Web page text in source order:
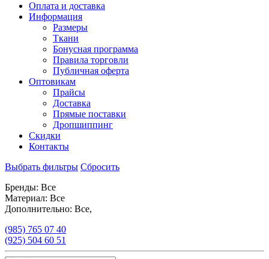
Оплата и доставка
Информация
Размеры
Ткани
Бонусная программа
Правила торговли
Публичная оферта
Оптовикам
Прайсы
Доставка
Прямые поставки
Дропшиппинг
Скидки
Контакты
Выбрать фильтры Сбросить
Бренды: Все
Материал: Все
Дополнительно: Все,
(985) 765 07 40
(925) 504 60 51